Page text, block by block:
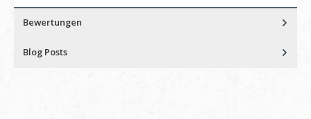
Bewertungen
Blog Posts